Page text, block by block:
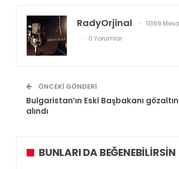
RadyOrjinal
11369
0 Yorumlar
ÖNCEKI GÖNDERI
Bulgaristan’ın Eski Başbakanı
alındı
BUNLARI DA BEĞENEBILIRSIN